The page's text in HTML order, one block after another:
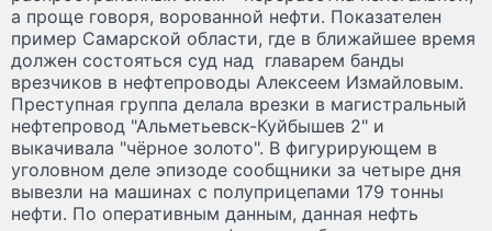
а проще говоря, ворованной нефти. Показателен
пример Самарской области, где в ближайшее время
должен состояться суд над главарем банды
врезчиков в нефтепроводы Алексеем Измайловым.
Преступная группа делала врезки в магистральный
нефтепровод "Альметьевск-Куйбышев 2" и
выкачивала "чёрное золото". В фигурирующем в
уголовном деле эпизоде сообщники за четыре дня
вывезли на машинах с полуприцепами 179 тонны
нефти. По оперативным данным, данная нефть